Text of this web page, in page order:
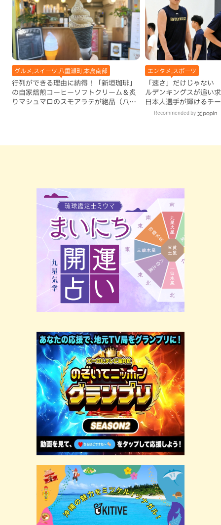
グルメ,スイーツ,八重瀬町,本島南部
行列ができる理由に納得！「新垣珈琲」
の自家焙煎コーヒーソフトクリーム＆炙
りマシュマロのスモアラテが絶品（八重
エンタメ,スポーツ
「速さ」だけじゃない
ルデンキングスが追い
日本人選手が輝けるチ
Recommended by